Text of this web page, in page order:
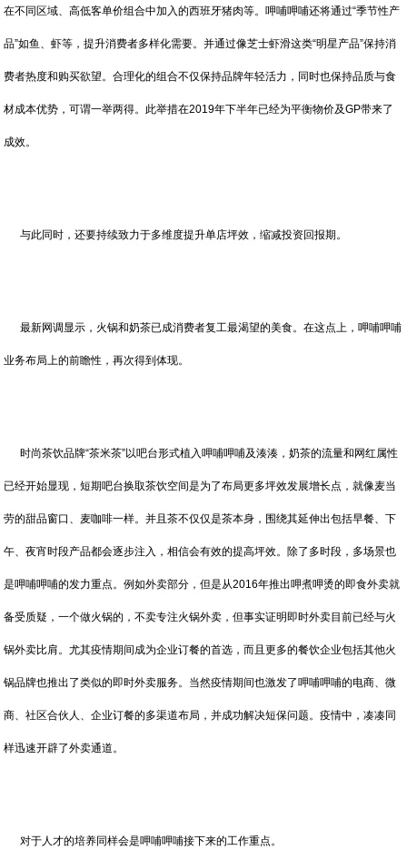
在不同区域、高低客单价组合中加入的西班牙猪肉等。呷哺呷哺还将通过“季节性产
品”如鱼、虾等，提升消费者多样化需要。并通过像芝士虾滑这类“明星产品”保持消
费者热度和购买欲望。合理化的组合不仅保持品牌年轻活力，同时也保持品质与食
材成本优势，可谓一举两得。此举措在2019年下半年已经为平衡物价及GP带来了
成效。
与此同时，还要持续致力于多维度提升单店坪效，缩减投资回报期。
最新网调显示，火锅和奶茶已成消费者复工最渴望的美食。在这点上，呷哺呷哺
业务布局上的前瞻性，再次得到体现。
时尚茶饮品牌“茶米茶”以吧台形式植入呷哺呷哺及湊湊，奶茶的流量和网红属性
已经开始显现，短期吧台换取茶饮空间是为了布局更多坪效发展增长点，就像麦当
劳的甜品窗口、麦咖啡一样。并且茶不仅仅是茶本身，围绕其延伸出包括早餐、下
午、夜宵时段产品都会逐步注入，相信会有效的提高坪效。除了多时段，多场景也
是呷哺呷哺的发力重点。例如外卖部分，但是从2016年推出呷煮呷烫的即食外卖就
备受质疑，一个做火锅的，不卖专注火锅外卖，但事实证明即时外卖目前已经与火
锅外卖比肩。尤其疫情期间成为企业订餐的首选，而且更多的餐饮企业包括其他火
锅品牌也推出了类似的即时外卖服务。当然疫情期间也激发了呷哺呷哺的电商、微
商、社区合伙人、企业订餐的多渠道布局，并成功解决短保问题。疫情中，凑凑同
样迅速开辟了外卖通道。
对于人才的培养同样会是呷哺呷哺接下来的工作重点。